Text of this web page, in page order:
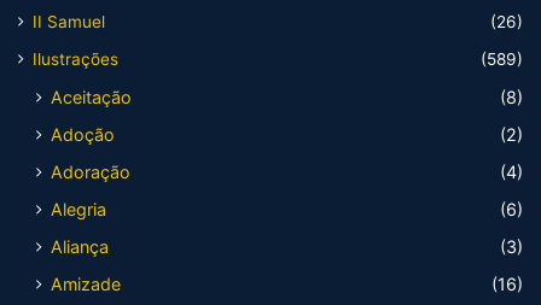
II Samuel
(26)
Ilustrações
(589)
Aceitação
(8)
Adoção
(2)
Adoração
(4)
Alegria
(6)
Aliança
(3)
Amizade
(16)